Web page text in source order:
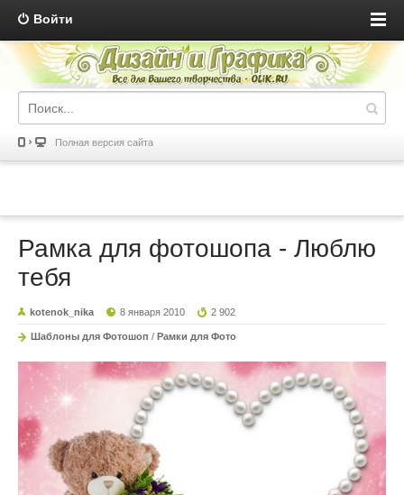
Войти
Полная версия сайта
Рамка для фотошопа - Люблю
тебя
kotenok_nika 8 января 2010 2 902
Шаблоны для Фотошоп / Рамки для Фото